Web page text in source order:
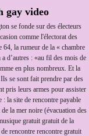
gay video
se fonde sur des électeurs
comme l'électorat des
64, la rumeur de la « chambre
d’autres : «au fil des mois de
en plus nombreux. Et la
se sont fait prendre par des
pris leurs armes pour assister
: la site de rencontre payable
la mer noire (évacuation des
gratuit gratuit de la
rencontre rencontre gratuit